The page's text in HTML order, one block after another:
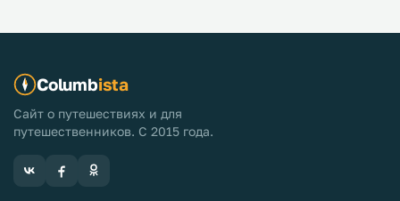
Columbista
Сайт о путешествиях и для
путешественников. С 2015 года.